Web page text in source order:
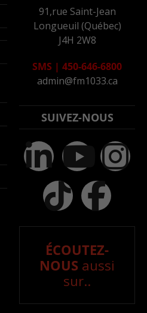
91,rue Saint-Jean
Longueuil (Québec)
J4H 2W8
SMS | 450-646-6800
admin@fm1033.ca
SUIVEZ-NOUS
ÉCOUTEZ-
NOUS aussi
sur..